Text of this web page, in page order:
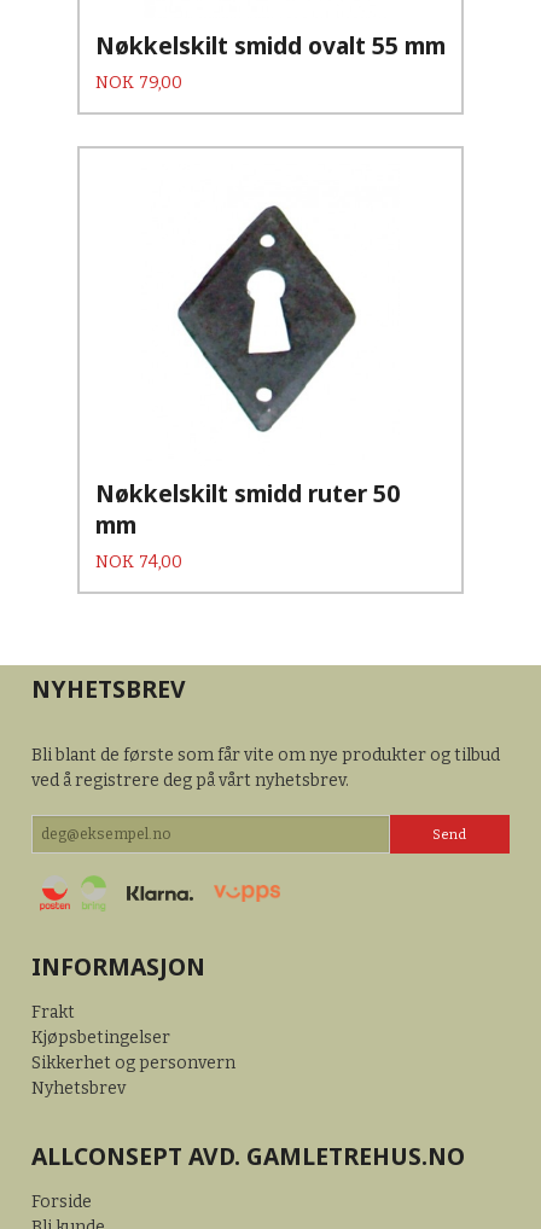
Nøkkelskilt smidd ovalt 55 mm
Pris
NOK 79,00
Nøkkelskilt smidd ruter 50
mm
Pris
NOK 74,00
NYHETSBREV
Bli blant de første som får vite om nye produkter og tilbud
ved å registrere deg på vårt nyhetsbrev.
INFORMASJON
Frakt
Kjøpsbetingelser
Sikkerhet og personvern
Nyhetsbrev
ALLCONSEPT AVD. GAMLETREHUS.NO
Forside